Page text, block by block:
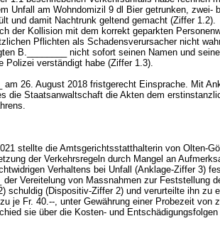
Unfall am Wohndomizil 9 dl Bier getrunken, zwei-
und damit Nachtrunk geltend gemacht (Ziffer 1.2).
der Kollision mit dem korrekt geparkten
Pflichten als Schadensverursacher nicht
B.________ nicht sofort seinen Namen und
Polizei verständigt habe (Ziffer 1.3).
am 26. August 2018 fristgerecht Einsprache. Mit
die Staatsanwaltschaft die Akten dem
stellte die Amtsgerichtsstatthalterin von Olten-
der Verkehrsregeln durch Mangel an
Verhaltens bei Unfall (Anklage-Ziffer 3)
Vereitelung von Massnahmen zur Feststellung
schuldig (Dispositiv-Ziffer 2) und verurteilte ihn zu
je Fr. 40.--, unter Gewährung einer Probezeit von
sie über die Kosten- und